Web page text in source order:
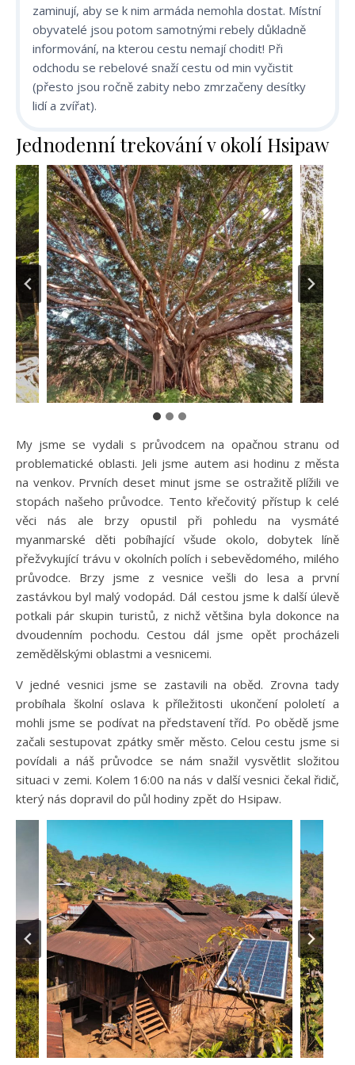
zaminují, aby se k nim armáda nemohla dostat. Místní
obyvatelé jsou potom samotnými rebely důkladně
informování, na kterou cestu nemají chodit! Při
odchodu se rebelové snaží cestu od min vyčistit
(přesto jsou ročně zabity nebo zmrzačeny desítky
lidí a zvířat).
Jednodenní trekování v okolí Hsipaw
My jsme se vydali s průvodcem na opačnou stranu od
problematické oblasti. Jeli jsme autem asi hodinu z města
na venkov. Prvních deset minut jsme se ostražitě plížili ve
stopách našeho průvodce. Tento křečovitý přístup k celé
věci nás ale brzy opustil při pohledu na vysmáté
myanmarské děti pobíhající všude okolo, dobytek líně
přežvykující trávu v okolních polích i sebevědomého, milého
průvodce. Brzy jsme z vesnice vešli do lesa a první
zastávkou byl malý vodopád. Dál cestou jsme k další úlevě
potkali pár skupin turistů, z nichž většina byla dokonce na
dvoudenním pochodu. Cestou dál jsme opět procházeli
zemědělskými oblastmi a vesnicemi.
V jedné vesnici jsme se zastavili na oběd. Zrovna tady
probíhala školní oslava k příležitosti ukončení pololetí a
mohli jsme se podívat na představení tříd. Po obědě jsme
začali sestupovat zpátky směr město. Celou cestu jsme si
povídali a náš průvodce se nám snažil vysvětlit složitou
situaci v zemi. Kolem 16:00 na nás v další vesnici čekal řidič,
který nás dopravil do půl hodiny zpět do Hsipaw.